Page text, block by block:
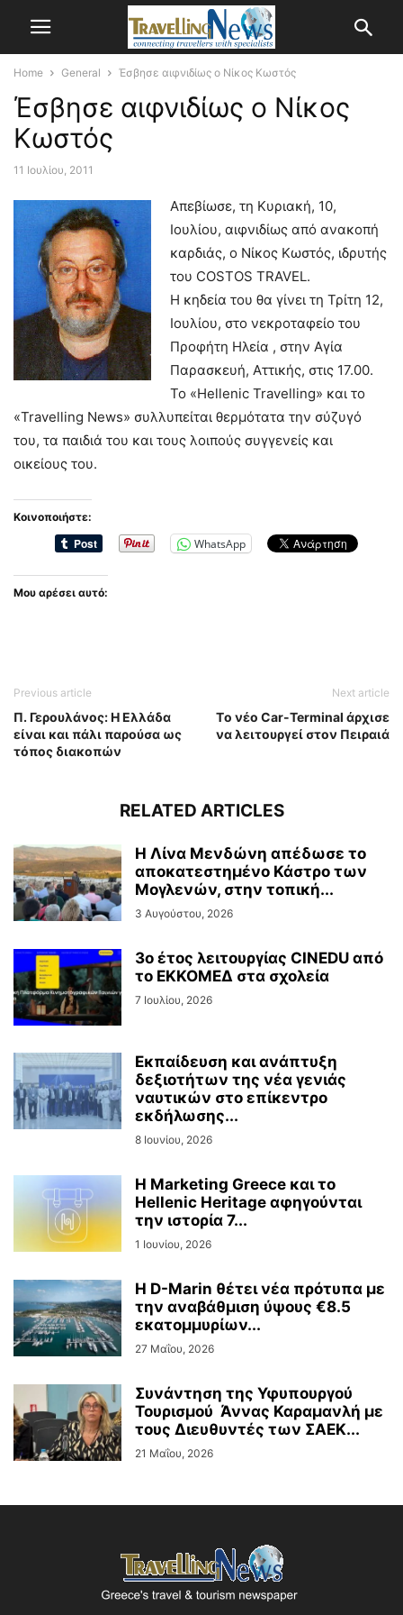
Home General Έσβησε αιφνιδίως ο Νίκος Κωστός
Έσβησε αιφνιδίως ο Νίκος
Κωστός
11 Ιουλίου, 2011
Aπεβίωσε, τη Κυριακή, 10,
Ιουλίου, αιφνιδίως από ανακοπή
καρδιάς, ο Νίκος Κωστός, ιδρυτής
του COSTOS TRAVEL.
Η κηδεία του θα γίνει τη Τρίτη 12,
Ιουλίου, στο νεκροταφείο του
Προφήτη Ηλεία , στην Αγία
Παρασκευή, Αττικής, στις 17.00.
Το «Hellenic Travelling» και το
«Travelling News» συλλυπείται θερμότατα την σύζυγό
του, τα παιδιά του και τους λοιπούς συγγενείς και
οικείους του.
Κοινοποιήστε:
WhatsApp
Μου αρέσει αυτό:
Previous article
Π. Γερουλάνος: Η Ελλάδα
είναι και πάλι παρούσα ως
τόπος διακοπών
Next article
Τo νέο Car-Terminal άρχισε
να λειτουργεί στον Πειραιά
RELATED ARTICLES
Η Λίνα Μενδώνη απέδωσε το
αποκατεστημένο Κάστρο των
Μογλενών, στην τοπική...
3 Αυγούστου, 2026
3ο έτος λειτουργίας CINEDU από
το ΕΚΚΟΜΕΔ στα σχολεία
7 Ιουλίου, 2026
Εκπαίδευση και ανάπτυξη
δεξιοτήτων της νέα γενιάς
ναυτικών στο επίκεντρο
εκδήλωσης...
8 Ιουνίου, 2026
Η Marketing Greece και το
Hellenic Heritage αφηγούνται
την ιστορία 7...
1 Ιουνίου, 2026
Η D-Marin θέτει νέα πρότυπα με
την αναβάθμιση ύψους €8.5
εκατομμυρίων...
27 Μαΐου, 2026
Συνάντηση της Υφυπουργού
Τουρισμού Άννας Καραμανλή με
τους Διευθυντές των ΣΑΕΚ...
21 Μαΐου, 2026